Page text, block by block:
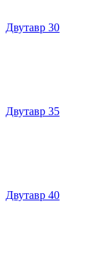
Двутавр 30
Двутавр 35
Двутавр 40